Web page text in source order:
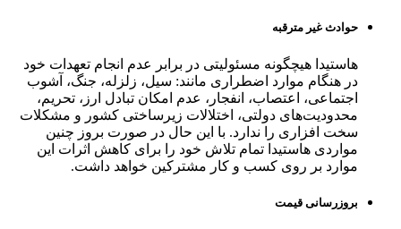
حوادث غیر مترقبه
هاستیدا هیچگونه مسئولیتی در برابر عدم انجام تعهدات خود
در هنگام موارد اضطراری مانند: سیل، زلزله، جنگ، آشوب
اجتماعی، اعتصاب، انفجار، عدم امکان تبادل ارز، تحریم،
محدودیت‌های دولتی، اختلالات زیرساختی کشور و مشکلات
سخت افزاری را ندارد. با این حال در صورت بروز چنین
مواردی هاستیدا تمام تلاش خود را برای کاهش اثرات این
موارد بر روی کسب و کار مشترکین خواهد داشت.
بروزرسانی قیمت